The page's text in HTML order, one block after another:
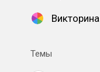
Викторина
Темы